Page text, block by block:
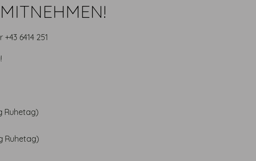
6414 251
Ruhetag)
Ruhetag)